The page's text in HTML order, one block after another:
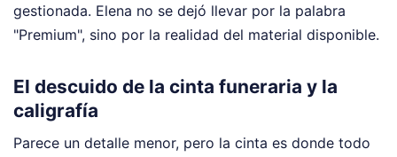
gestionada. Elena no se dejó llevar por la palabra
"Premium", sino por la realidad del material disponible.
El descuido de la cinta funeraria y la
caligrafía
Parece un detalle menor, pero la cinta es donde todo